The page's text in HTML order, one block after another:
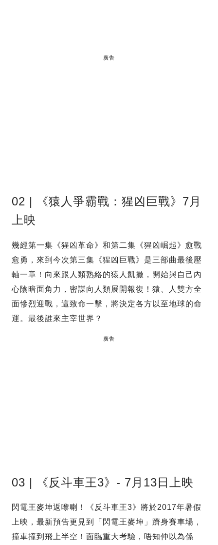
廣告
02 | 《猿人爭霸戰：猩凶巨戰》7月
上映
幾經第一集《猩凶革命》和第二集《猩凶崛起》愈戰
愈勇，來到今次第三集《猩凶巨戰》是三部曲最後壓
軸一章！向來跟人類熟絡的猿人凱撒，開始與自己內
心陰暗面角力，密謀向人類展開報復！猿、人雙方全
面慘烈迎戰，這致命一擊，將決定各方以至地球的命
運。最後誰來主宰世界？
廣告
03 | 《反斗車王3》- 7月13日上映
閃電王麥坤返嚟喇！《反斗車王3》將於2017年暑假
上映，最新預告更見到「閃電王麥坤」躋身賽車場，
撞車撞到飛上半空！面臨重大考驗，唔知仲以為係